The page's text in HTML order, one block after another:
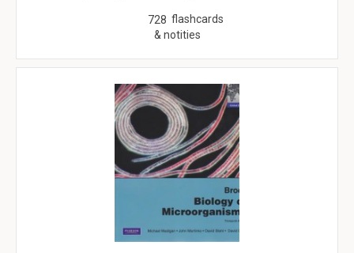
728 flashcards
& notities